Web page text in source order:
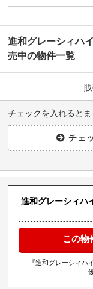
進和グレーシィハ
売中の物件一覧
チェックを入れると
進和グレーシィ
この物
『進和グレーシィ